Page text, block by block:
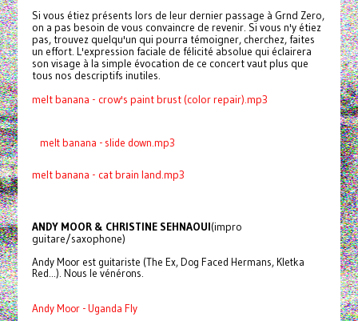
Si vous étiez présents lors de leur dernier passage à Grnd Zero,
on a pas besoin de vous convaincre de revenir. Si vous n'y étiez
pas, trouvez quelqu'un qui pourra témoigner, cherchez, faites
un effort. L'expression faciale de félicité absolue qui éclairera
son visage à la simple évocation de ce concert vaut plus que
tous nos descriptifs inutiles.
melt banana - crow's paint brust (color repair).mp3
melt banana - slide down.mp3
melt banana - cat brain land.mp3
ANDY MOOR & CHRISTINE SEHNAOUI(impro
guitare/saxophone)
Andy Moor est guitariste (The Ex, Dog Faced Hermans, Kletka
Red...). Nous le vénérons.
Andy Moor - Uganda Fly